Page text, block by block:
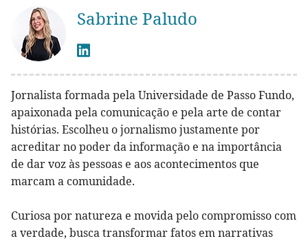
Sabrine Paludo
Jornalista formada pela Universidade de Passo Fundo,
apaixonada pela comunicação e pela arte de contar
histórias. Escolheu o jornalismo justamente por
acreditar no poder da informação e na importância
de dar voz às pessoas e aos acontecimentos que
marcam a comunidade.
Curiosa por natureza e movida pelo compromisso com
a verdade, busca transformar fatos em narrativas